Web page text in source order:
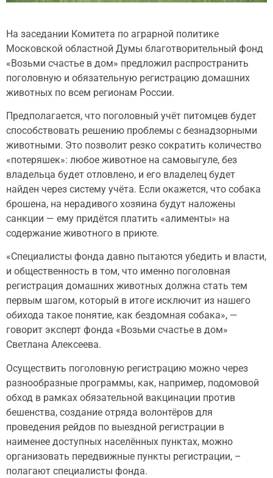
На заседании Комитета по аграрной политике
Московской областной Думы благотворительный фонд
«Возьми счастье в дом» предложил распространить
поголовную и обязательную регистрацию домашних
животных по всем регионам России.
Предполагается, что поголовный учёт питомцев будет
способствовать решению проблемы с безнадзорными
животными. Это позволит резко сократить количество
«потеряшек»: любое животное на самовыгуле, без
владельца будет отловлено, и его владелец будет
найден через систему учёта. Если окажется, что собака
брошена, на нерадивого хозяина будут наложены
санкции — ему придётся платить «алименты» на
содержание животного в приюте.
«Специалисты фонда давно пытаются убедить и власти,
и общественность в том, что именно поголовная
регистрация домашних животных должна стать тем
первым шагом, который в итоге исключит из нашего
обихода такое понятие, как бездомная собака», —
говорит эксперт фонда «Возьми счастье в дом»
Светлана Алексеева.
Осуществить поголовную регистрацию можно через
разнообразные программы, как, например, подомовой
обход в рамках обязательной вакцинации против
бешенства, создание отряда волонтёров для
проведения рейдов по выездной регистрации в
наименее доступных населённых пунктах, можно
организовать передвижные пункты регистрации, –
полагают специалисты фонда.